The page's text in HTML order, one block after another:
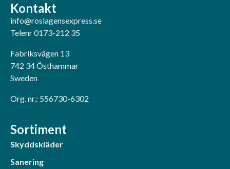
Kontakt
info@roslagensexpress.se
Telenr 0173-212 35
Fabriksvägen 13
742 34 Östhammar
Sweden
Org. nr.: 556730-6302
Sortiment
Skyddskläder
Sanering